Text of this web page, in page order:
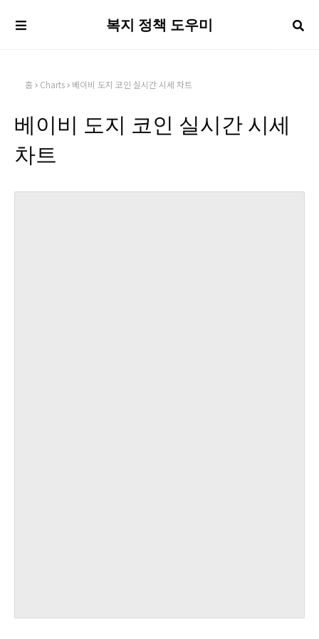
복지 정책 도우미
홈 Charts 베이비 도지 코인 실시간 시세 차트
베이비 도지 코인 실시간 시세
차트